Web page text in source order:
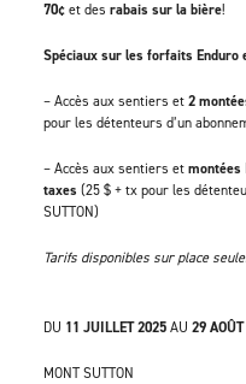
DU 11 JUILLET 2025AU 29
MONT SUTTON
70¢et des rabais sur la bière!
Spéciaux sur les forfaits Enduro
– Accès aux sentiers et2
pour les détenteurs d’un
– Accès aux sentiers etmontées
taxes (25 $ + tx pour les
SUTTON)
Tarifs disponibles sur place